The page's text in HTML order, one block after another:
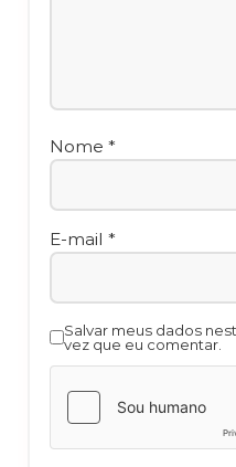
Nome *
E-mail *
Salvar meus dados
vez que eu comentar.